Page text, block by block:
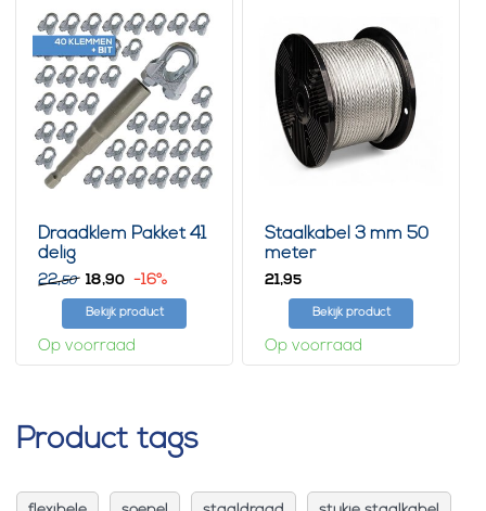
Draadklem Pakket 41
delig
22,50 18,90 -16%
Bekijk product
Op voorraad
Staalkabel 3 mm 50
meter
21,95
Bekijk product
Op voorraad
Product tags